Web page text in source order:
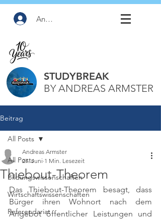
Anmelden
STUDYBREAK
BY ANDREAS ARMSTER
Beitrag
All Posts
Bildungswissenschaften
Wirtschaftswissenschaften
Referendariat
All Posts
Thiebout-Theorem
Andreas Armster
27. Juni 1 Min. Lesezeit
Das Thiebout-Theorem besagt, dass
Bürger ihren Wohnort nach dem
Angebot öffentlicher Leistungen und